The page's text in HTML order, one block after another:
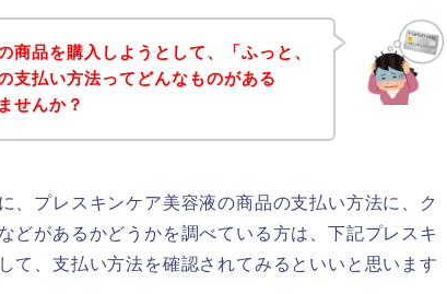
商品を購入しようとして、「ふっと、
支払い方法ってどんなものがある
せんか？
、プレスキンケア美容液の商品の支払い方法に、ク
どがあるかどうかを調べている方は、下記プレスキ
て、支払い方法を確認されてみるといいと思います